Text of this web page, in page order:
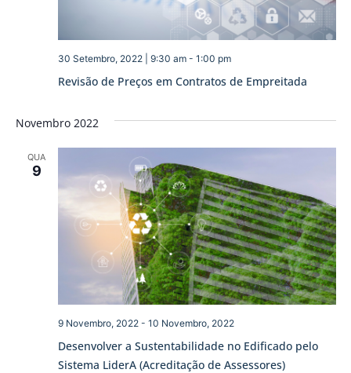
Revisão de Preços em Contratos de Empreitada
30 Setembro, 2022 | 9:30 am- 1:00 pm
Novembro 2022
QUA
9
Desenvolver a Sustentabilidade no Edificado pelo
Sistema LiderA (Acreditação de Assessores)
9 Novembro, 2022- 10 Novembro, 2022